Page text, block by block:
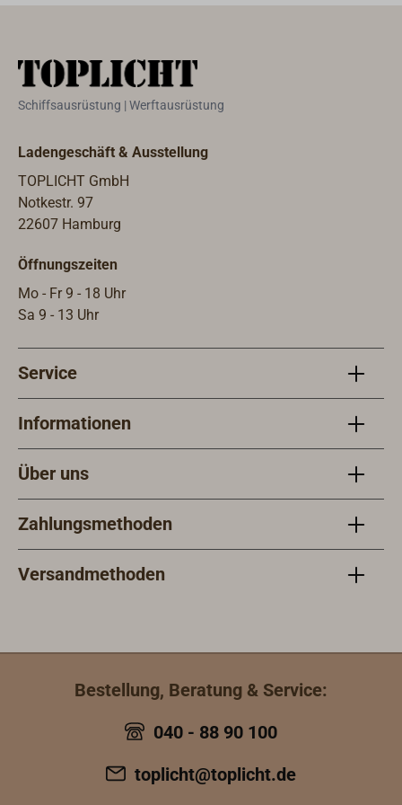
Schiffsausrüstung | Werftausrüstung
Ladengeschäft & Ausstellung
TOPLICHT GmbH
Notkestr. 97
22607 Hamburg
Öffnungszeiten
Mo - Fr 9 - 18 Uhr
Sa 9 - 13 Uhr
Service
Informationen
Über uns
Zahlungsmethoden
Versandmethoden
Bestellung, Beratung & Service:
040 - 88 90 100
toplicht@toplicht.de